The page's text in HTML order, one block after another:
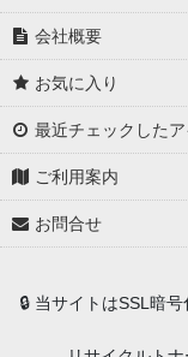
会社概要
お気に入り
最近チェックしたア
ご利用案内
お問合せ
🔒 当サイトはSSL暗